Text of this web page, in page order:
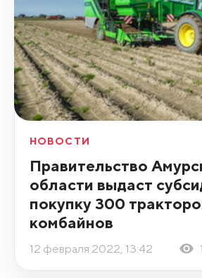
НОВОСТИ
Правительство
области выдаст
покупку 300
комбайнов
12 февраля 2022, 13:42